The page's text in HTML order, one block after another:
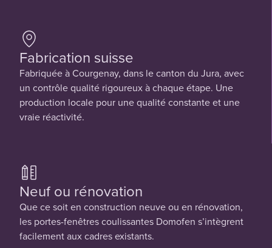
Fabrication suisse
Fabriquée à Courgenay, dans le canton du Jura, avec
un contrôle qualité rigoureux à chaque étape. Une
production locale pour une qualité constante et une
vraie réactivité.
Neuf ou rénovation
Que ce soit en construction neuve ou en rénovation,
les portes-fenêtres coulissantes Domofen s’intègrent
facilement aux cadres existants.